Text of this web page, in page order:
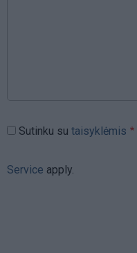
Sutinku su taisyklėmis
Service apply.